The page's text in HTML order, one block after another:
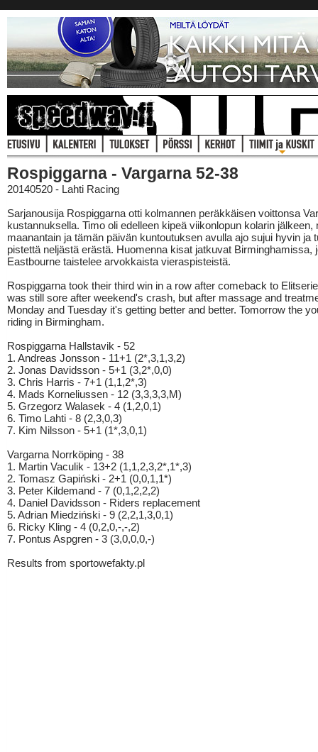
Rospiggarna - Vargarna 52-38
20140520 - Lahti Racing
Sarjanousija Rospiggarna otti kolmannen peräkkäisen voittonsa
kustannuksella. Timo oli edelleen kipeä viikonlopun kolarin jälkeen,
maanantain ja tämän päivän kuntoutuksen avulla ajo sujui hyvin ja
pistettä neljästä erästä. Huomenna kisat jatkuvat Birminghamissa,
Eastbourne taistelee arvokkaista vieraspisteistä.
Rospiggarna took their third win in a row after comeback to
was still sore after weekend's crash, but after massage and
Monday and Tuesday it's getting better and better. Tomorrow the
riding in Birmingham.
Rospiggarna Hallstavik - 52
1. Andreas Jonsson - 11+1 (2*,3,1,3,2)
2. Jonas Davidsson - 5+1 (3,2*,0,0)
3. Chris Harris - 7+1 (1,1,2*,3)
4. Mads Korneliussen - 12 (3,3,3,3,M)
5. Grzegorz Walasek - 4 (1,2,0,1)
6. Timo Lahti - 8 (2,3,0,3)
7. Kim Nilsson - 5+1 (1*,3,0,1)
Vargarna Norrköping - 38
1. Martin Vaculik - 13+2 (1,1,2,3,2*,1*,3)
2. Tomasz Gapiński - 2+1 (0,0,1,1*)
3. Peter Kildemand - 7 (0,1,2,2,2)
4. Daniel Davidsson - Riders replacement
5. Adrian Miedziński - 9 (2,2,1,3,0,1)
6. Ricky Kling - 4 (0,2,0,-,-,2)
7. Pontus Aspgren - 3 (3,0,0,0,-)
Results from sportowefakty.pl